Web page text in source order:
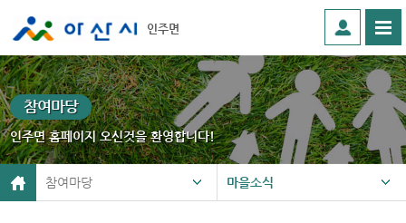
인주면
참여마당
인주면 홈페이지 오신것을 환영합니다!
참여마당 마을소식